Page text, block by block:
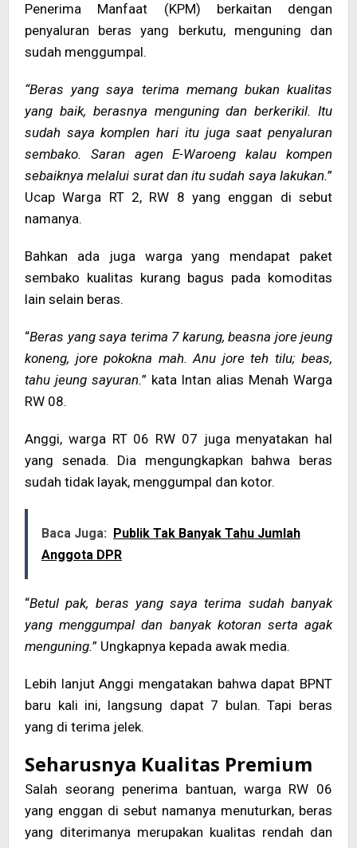
Penerima Manfaat (KPM) berkaitan dengan
penyaluran beras yang berkutu, menguning dan
sudah menggumpal.
“Beras yang saya terima memang bukan kualitas
yang baik, berasnya menguning dan berkerikil. Itu
sudah saya komplen hari itu juga saat penyaluran
sembako. Saran agen E-Waroeng kalau kompen
sebaiknya melalui surat dan itu sudah saya lakukan.”
Ucap Warga RT 2, RW 8 yang enggan di sebut
namanya.
Bahkan ada juga warga yang mendapat paket
sembako kualitas kurang bagus pada komoditas
lain selain beras.
“Beras yang saya terima 7 karung, beasna jore jeung
koneng, jore pokokna mah. Anu jore teh tilu; beas,
tahu jeung sayuran.” kata Intan alias Menah Warga
RW 08.
Anggi, warga RT 06 RW 07 juga menyatakan hal
yang senada. Dia mengungkapkan bahwa beras
sudah tidak layak, menggumpal dan kotor.
Baca Juga: Publik Tak Banyak Tahu Jumlah
Anggota DPR
“Betul pak, beras yang saya terima sudah banyak
yang menggumpal dan banyak kotoran serta agak
menguning.” Ungkapnya kepada awak media.
Lebih lanjut Anggi mengatakan bahwa dapat BPNT
baru kali ini, langsung dapat 7 bulan. Tapi beras
yang di terima jelek.
Seharusnya Kualitas Premium
Salah seorang penerima bantuan, warga RW 06
yang enggan di sebut namanya menuturkan, beras
yang diterimanya merupakan kualitas rendah dan